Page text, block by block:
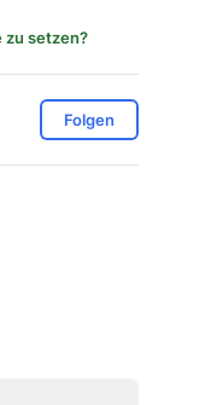
zu setzen?
Folgen